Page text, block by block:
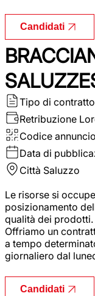
Candidati
Tipo di contratto
Retribuzione
Codice annuncio
Data di
Città Saluzzo
Le risorse si
posizionamento
qualità dei prodotti.
Offriamo un
a tempo
giornaliero dal
Candidati